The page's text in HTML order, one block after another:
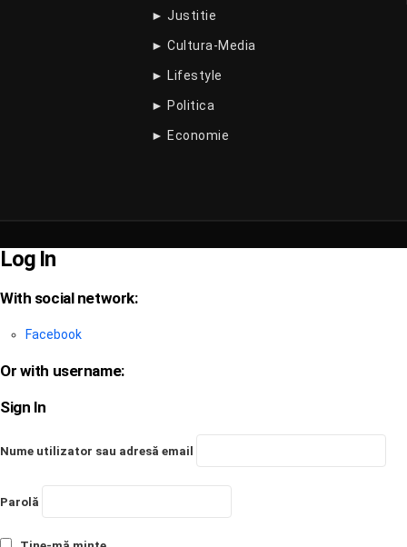
► Justitie
► Cultura-Media
► Lifestyle
► Politica
► Economie
Log In
With social network:
Facebook
Or with username:
Sign In
Nume utilizator sau adresă email
Parolă